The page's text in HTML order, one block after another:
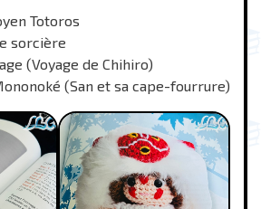
Totoros
sorcière
(Voyage de Chihiro)
(San et sa cape-fourrure)